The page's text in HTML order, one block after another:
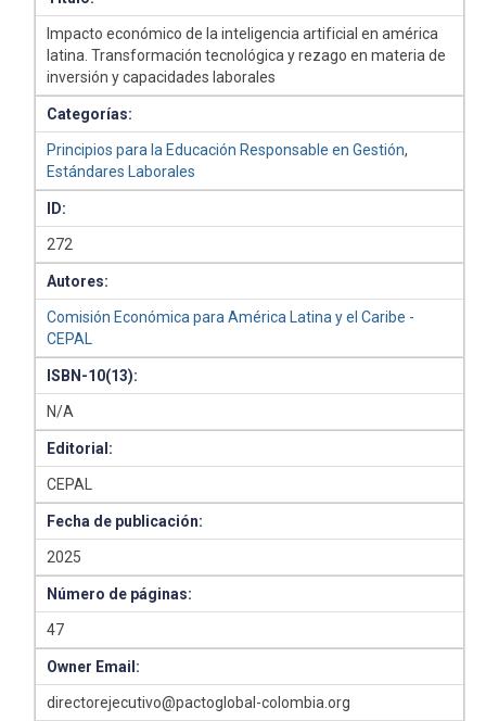
Impacto económico de la inteligencia artificial en américa
latina. Transformación tecnológica y rezago en materia de
inversión y capacidades laborales
Categorías:
Principios para la Educación Responsable en Gestión,
Estándares Laborales
ID:
272
Autores:
Comisión Económica para América Latina y el Caribe -
CEPAL
ISBN-10(13):
N/A
Editorial:
CEPAL
Fecha de publicación:
2025
Número de páginas:
47
Owner Email:
directorejecutivo@pactoglobal-colombia.org